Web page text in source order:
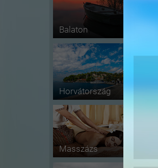
Balaton
Horvátország
Masszázs